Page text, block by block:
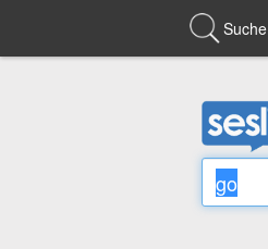
Suche